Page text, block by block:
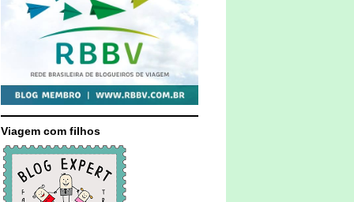
Viagem com filhos